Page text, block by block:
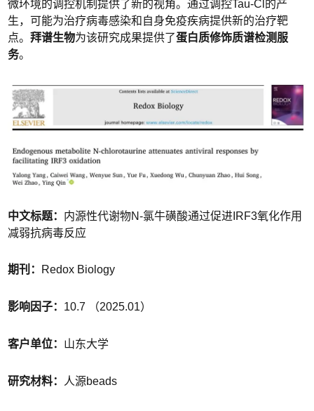
微环境的调控机制提供了新的视角。通过调控Tau-Cl的产
生，可能为治疗病毒感染和自身免疫疾病提供新的治疗靶
点。拜谱生物为该研究成果提供了蛋白质修饰质谱检测服
务。
中文标题： 内源性代谢物N-氯牛磺酸通过促进IRF3氧化作用
减弱抗病毒反应
期刊： Redox Biology
影响因子： 10.7 （2025.01）
客户单位： 山东大学
研究材料： 人源beads